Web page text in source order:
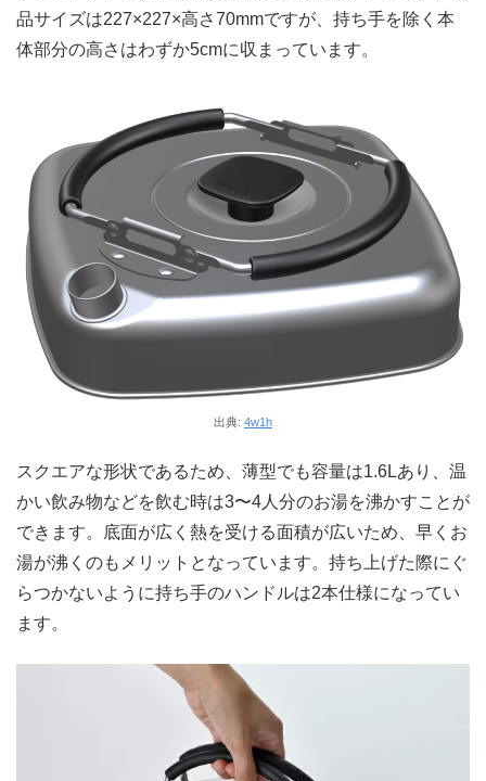
品サイズは227×227×高さ70mmですが、持ち手を除く本
体部分の高さはわずか5cmに収まっています。
出典: 4w1h
スクエアな形状であるため、薄型でも容量は1.6Lあり、温
かい飲み物などを飲む時は3〜4人分のお湯を沸かすことが
できます。底面が広く熱を受ける面積が広いため、早くお
湯が沸くのもメリットとなっています。持ち上げた際にぐ
らつかないように持ち手のハンドルは2本仕様になってい
ます。